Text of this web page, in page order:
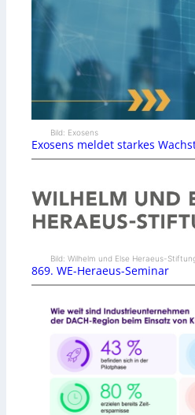
Bild: Exosens
Exosens meldet starkes
Bild: Wilhelm und Else Heraeus-
869. WE-Heraeus-Seminar